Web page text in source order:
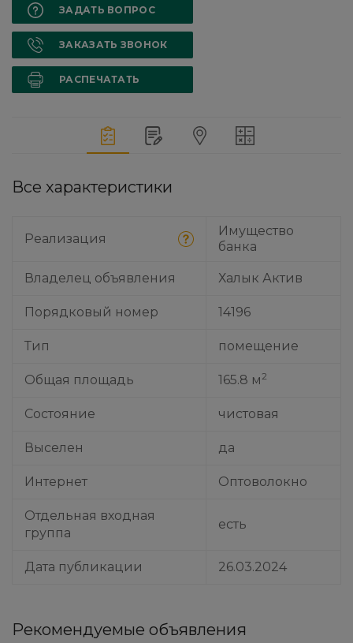
ЗАДАТЬ ВОПРОС
ЗАКАЗАТЬ ЗВОНОК
РАСПЕЧАТАТЬ
Все характеристики
Реализация
Имущество
банка
Владелец объявления Халык Актив
Порядковый номер 14196
Тип помещение
Общая площадь 165.8 м 2
Состояние чистовая
Выселен да
Интернет Оптоволокно
Отдельная входная
группа
есть
Дата публикации 26.03.2024
Рекомендуемые объявления